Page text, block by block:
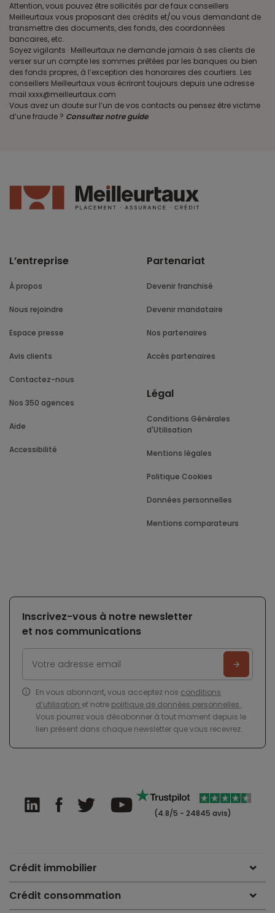
Attention, vous pouvez être sollicités par de faux conseillers
Meilleurtaux vous proposant des crédits et/ou vous demandant de
transmettre des documents, des fonds, des coordonnées
bancaires, etc.
Soyez vigilants · Meilleurtaux ne demande jamais à ses clients de
verser sur un compte les sommes prêtées par les banques ou bien
des fonds propres, à l’exception des honoraires des courtiers. Les
conseillers Meilleurtaux vous écriront toujours depuis une adresse
mail xxxx@meilleurtaux.com
Vous avez un doute sur l’un de vos contacts ou pensez être victime
d’une fraude ? Consultez notre guide.
L’entreprise
À propos
Nous rejoindre
Espace presse
Avis clients
Contactez-nous
Nos 350 agences
Aide
Accessibilité
Partenariat
Devenir franchisé
Devenir mandataire
Nos partenaires
Accès partenaires
Légal
Conditions Générales
d'Utilisation
Mentions légales
Politique Cookies
Données personnelles
Mentions comparateurs
Inscrivez-vous à notre newsletter
et nos communications
En vous abonnant, vous acceptez nos conditions
d’utilisation et notre politique de données personnelles .
Vous pourrez vous désabonner à tout moment depuis le
lien présent dans chaque newsletter que vous recevrez.
(4.8/5 - 24845 avis)
Crédit immobilier
Crédit consommation